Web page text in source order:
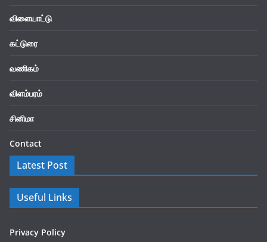
விளையாட்டு
கட்டுரை
வணிகம்
விளம்பரம்
சினிமா
Contact
Latest Post
Useful Links
Privacy Policy